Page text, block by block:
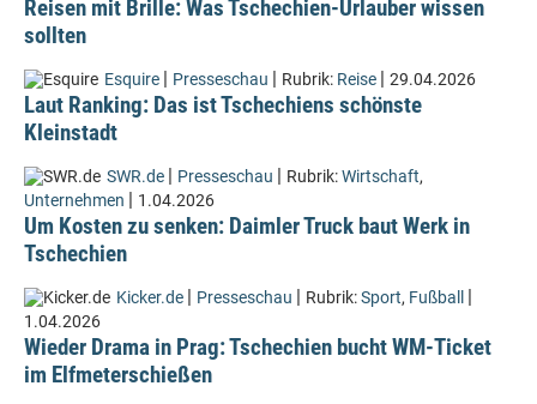
Reisen mit Brille: Was Tschechien-Urlauber wissen
sollten
Esquire | Presseschau | Rubrik: Reise | 29.04.2026
Laut Ranking: Das ist Tschechiens schönste
Kleinstadt
SWR.de | Presseschau | Rubrik:Wirtschaft,
Unternehmen | 1.04.2026
Um Kosten zu senken: Daimler Truck baut Werk in
Tschechien
Kicker.de | Presseschau | Rubrik:Sport, Fußball |
1.04.2026
Wieder Drama in Prag: Tschechien bucht WM-Ticket
im Elfmeterschießen